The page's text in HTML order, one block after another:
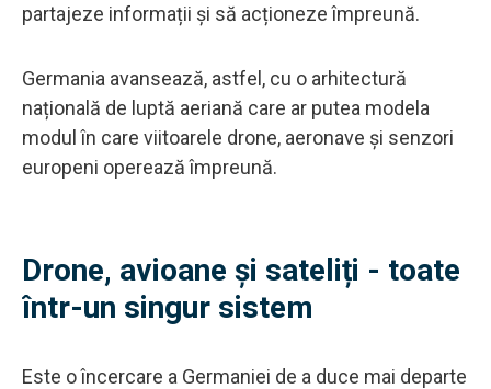
partajeze informații și să acționeze împreună.
Germania avansează, astfel, cu o arhitectură
națională de luptă aeriană care ar putea modela
modul în care viitoarele drone, aeronave și senzori
europeni operează împreună.
Drone, avioane și sateliți - toate
într-un singur sistem
Este o încercare a Germaniei de a duce mai departe